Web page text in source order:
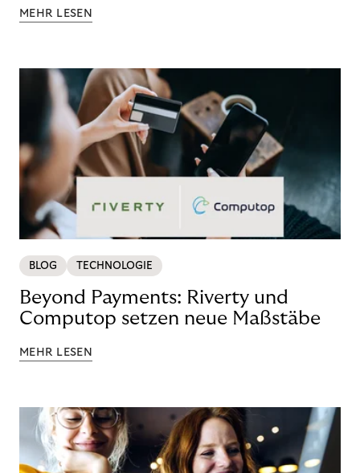
MEHR LESEN
BLOG TECHNOLOGIE
Beyond Payments: Riverty und
Computop setzen neue Maßstäbe
MEHR LESEN